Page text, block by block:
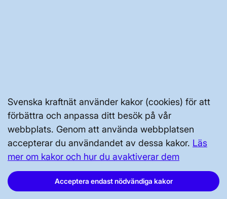
Svenska kraftnät använder kakor (cookies) för att
förbättra och anpassa ditt besök på vår
webbplats. Genom att använda webbplatsen
accepterar du användandet av dessa kakor. Läs
mer om kakor och hur du avaktiverar dem
Acceptera endast nödvändiga kakor
Svenska kraftnät, Box 1200, 172 24
Sundbyberg
Tel: 010-475 80 00